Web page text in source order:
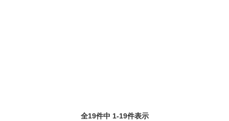
全19件中 1-19件表示